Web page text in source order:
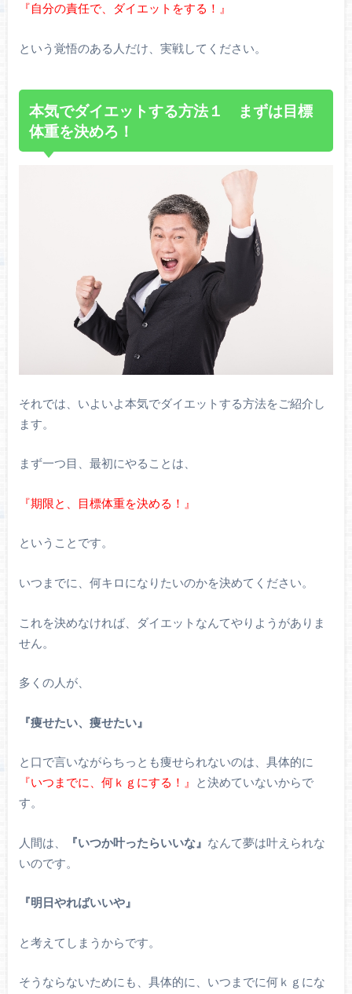
『自分の責任で、ダイエットをする！』
という覚悟のある人だけ、実戦してください。
本気でダイエットする方法１ まずは目標
体重を決めろ！
それでは、いよいよ本気でダイエットする方法をご紹介し
ます。
まず一つ目、最初にやることは、
『期限と、目標体重を決める！』
ということです。
いつまでに、何キロになりたいのかを決めてください。
これを決めなければ、ダイエットなんてやりようがありま
せん。
多くの人が、
『痩せたい、痩せたい』
と口で言いながらちっとも痩せられないのは、具体的に
『いつまでに、何ｋｇにする！』
と決めていないからで
す。
人間は、 『いつか叶ったらいいな』 なんて夢は叶えられな
いのです。
『明日やればいいや』
と考えてしまうからです。
そうならないためにも、具体的に、いつまでに何ｋｇにな